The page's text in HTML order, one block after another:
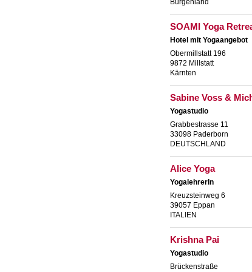
Burgenland
SOAMI Yoga
Hotel mit Yogaangebot
Obermillstatt 196
9872 Millstatt
Kärnten
Sabine Voss &
Yogastudio
Grabbestrasse 11
33098 Paderborn
DEUTSCHLAND
Alice Yoga
YogalehrerIn
Kreuzsteinweg 6
39057 Eppan
ITALIEN
Krishna Pai
Yogastudio
Brückenstraße